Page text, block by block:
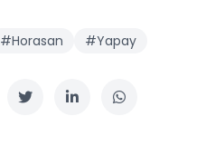
#Horasan
#Yapay